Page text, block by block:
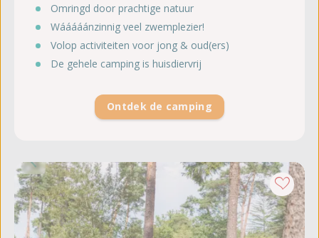
Omringd door prachtige natuur
Wááááánzinnig veel zwemplezier!
Volop activiteiten voor jong & oud(ers)
De gehele camping is huisdiervrij
Ontdek de camping